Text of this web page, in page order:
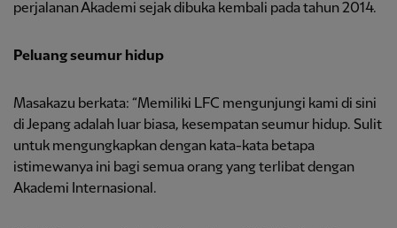
perjalanan Akademi sejak dibuka kembali pada tahun 2014.
Peluang seumur hidup
Masakazu berkata: “Memiliki LFC mengunjungi kami di sini
di Jepang adalah luar biasa, kesempatan seumur hidup. Sulit
untuk mengungkapkan dengan kata-kata betapa
istimewanya ini bagi semua orang yang terlibat dengan
Akademi Internasional.